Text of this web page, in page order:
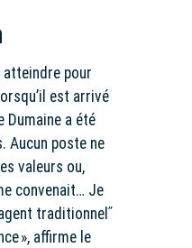
atteindre pour
est arrivé
Dumaine a été
Aucun poste ne
valeurs ou,
convenait… Je
traditionnelʺ
», affirme le